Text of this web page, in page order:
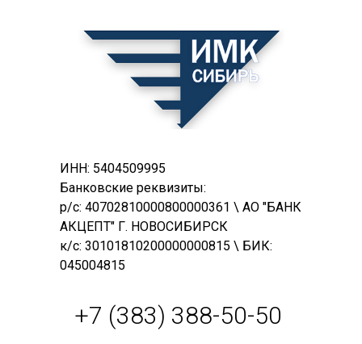
+7 (383) 388-50-50
ИНН: 5404509995
Банковские реквизиты:
р/с: 40702810000800000361 \ АО "БАНК
АКЦЕПТ" Г. НОВОСИБИРСК
к/с: 30101810200000000815 \ БИК:
045004815